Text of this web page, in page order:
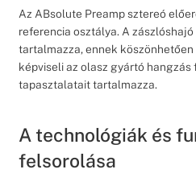
Az ABsolute Preamp sztereó
referencia osztálya. A
tartalmazza, ennek
képviseli az olasz gyártó
tapasztalatait tartalmazza.
A technológiák és
felsorolása